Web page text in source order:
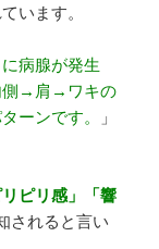
います。
病腺が発生
側→肩→ワキの
ーンです。
」
ピリ感」「響
されると言い